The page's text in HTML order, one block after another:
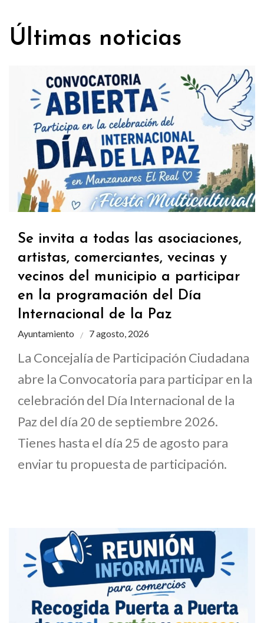
Últimas noticias
Se invita a todas las asociaciones,
artistas, comerciantes, vecinas y
vecinos del municipio a participar
en la programación del Día
Internacional de la Paz
Ayuntamiento 7 agosto, 2026
La Concejalía de Participación Ciudadana
abre la Convocatoria para participar en la
celebración del Día Internacional de la
Paz del día 20 de septiembre 2026.
Tienes hasta el día 25 de agosto para
enviar tu propuesta de participación.